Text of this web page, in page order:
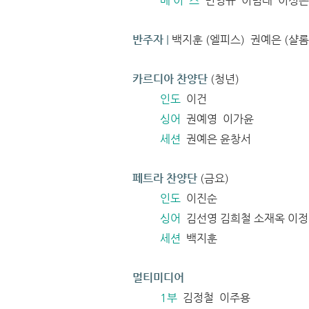
반주자 | 백지훈 (엘피스) 권예은 (샬
카르디아 찬양단 (청년)
인도 이건
싱어 권예영 이가윤
세션 권예은 윤창서
페트라 찬양단 (금요)
인도 이진순
싱어
김선영 김희철 소재옥 이
세션 백지훈
멀티미디어
1부 김정철 이주용